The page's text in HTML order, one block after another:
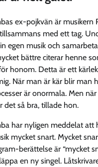
ex-pojkvän är musikern
med ett tag.
egen musik och
bättre citerar henne
honom. Detta är ett
När man är kär blir man
är onormala. Men
det så bra, tillade hon.
har nyligen meddelat att
mycket snart. Mycket
berättelse är “mycket
en ny singel.